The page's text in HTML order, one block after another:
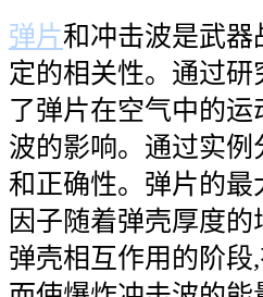
弹片和冲击波是武器
定的相关性。通过研
了弹片在空气中的
波的影响。通过实
和正确性。弹片的
因子随着弹壳厚度
弹壳相互作用的阶